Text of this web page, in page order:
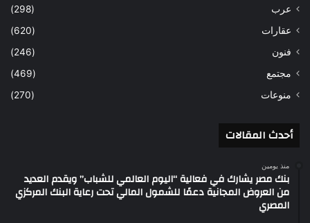
عرب
(298)
عقارات
(620)
فنون
(246)
مجتمع
(469)
منوعات
(270)
أحدث المقالات
منذ يومين
بنك مصر يشارك في فعالية “اليوم العالمي للشباب” ويقدم العديد
من العروض المجانية دعمًا للشمول المالي تحت رعاية البنك المركزي
المصري